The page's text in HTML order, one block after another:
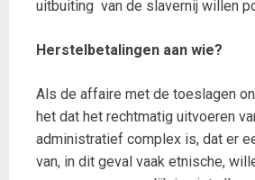
uitbuiting van de slavernij willen
Herstelbetalingen aan wie?
Als de affaire met de toeslagen
het dat het rechtmatig uitvoeren
administratief complex is, dat er
van, in dit geval vaak etnische,